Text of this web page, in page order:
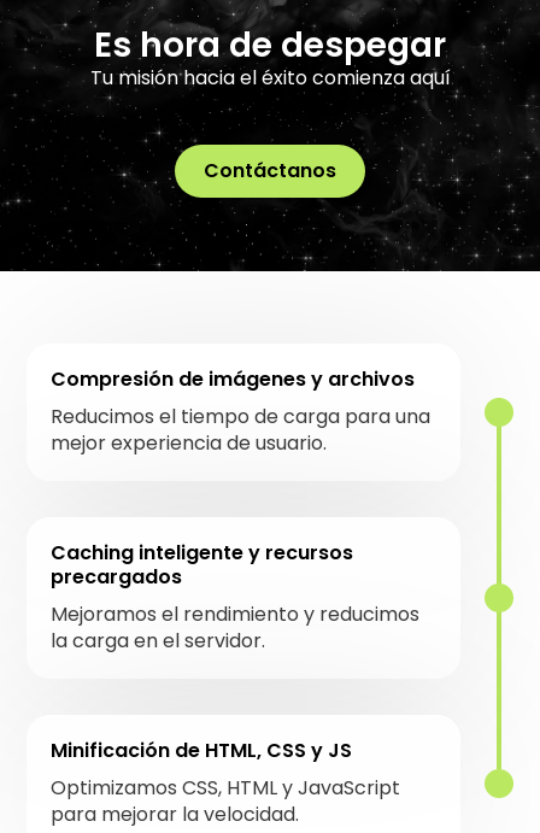
Es hora de despegar
Tu misión hacia el éxito comienza aquí
Contáctanos
Compresión de imágenes y archivos
Reducimos el tiempo de carga para una
mejor experiencia de usuario.
Caching inteligente y recursos
precargados
Mejoramos el rendimiento y reducimos
la carga en el servidor.
Minificación de HTML, CSS y JS
Optimizamos CSS, HTML y JavaScript
para mejorar la velocidad.